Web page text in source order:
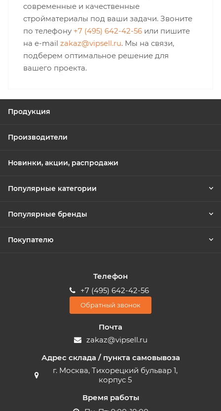
современные и качественные
стройматериалы под ваши задачи. Звоните
по телефону +7 (495) 642-42-56 или пишите
на e-mail zakaz@vipsell.ru. Мы на связи,
подберем оптимальное решение для
вашего проекта.
Продукция
Производители
Новинки, акции, распродажи
Популярные категории
Популярные бренды
Покупателю
Телефон
+7 (495) 642-42-56
Обратный звонок
Почта
zakaz@vipsell.ru
Адрес склада / пункта самовывоза
г. Москва, Тихорецкий бульвар 1,
корпус 5
Время работы